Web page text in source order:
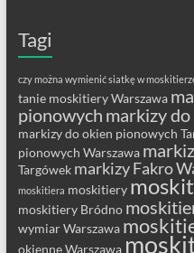
Tagi
czy można wymienić siatkę w
tanie moskitiery Warszawa
pionowych markizy
markizy do okien pionowych
pionowych Warszawa
Targówek markizy Fakro
moskitiera moskitiery
moskitiery Bródno
wymiar Warszawa
okienne Warszawa